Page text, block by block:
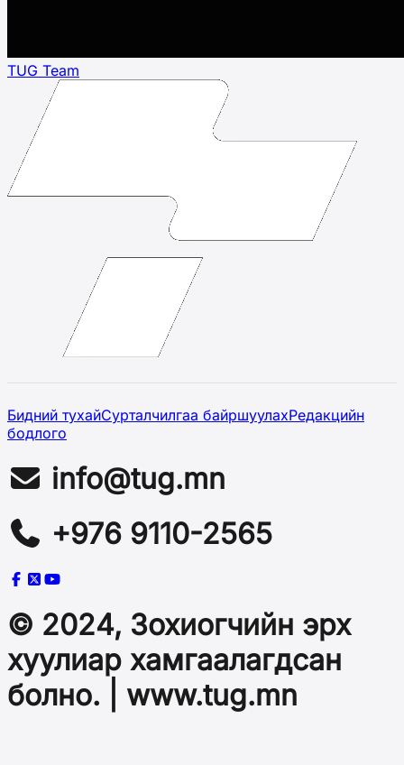
TUG Team
Бидний тухайСурталчилгаа байршуулахРедакцийн
бодлого
info@tug.mn
+976 9110-2565
© 2024, Зохиогчийн эрх
хуулиар хамгаалагдсан
болно. | www.tug.mn